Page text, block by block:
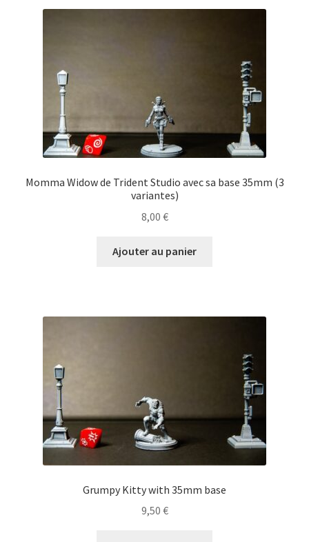
Momma Widow de Trident Studio avec sa base 35mm (3
variantes)
8,00 €
Ajouter au panier
Grumpy Kitty with 35mm base
9,50 €